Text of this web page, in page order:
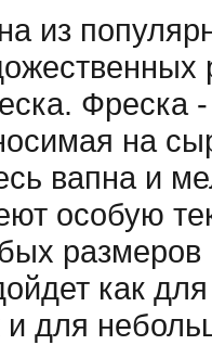
из
Фреска -
на
вапна и
особую
размеров
как
и для